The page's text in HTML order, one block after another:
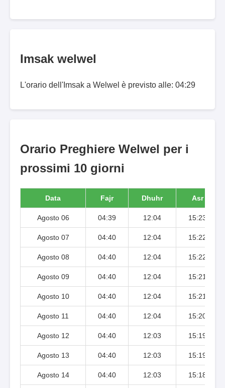
Imsak welwel
L'orario dell'Imsak a Welwel è previsto alle: 04:29
Orario Preghiere Welwel per i
prossimi 10 giorni
Data Fajr Dhuhr Asr
Agosto 06 04:39 12:04 15:23
Agosto 07 04:40 12:04 15:22
Agosto 08 04:40 12:04 15:22
Agosto 09 04:40 12:04 15:21
Agosto 10 04:40 12:04 15:21
Agosto 11 04:40 12:04 15:20
Agosto 12 04:40 12:03 15:19
Agosto 13 04:40 12:03 15:19
Agosto 14 04:40 12:03 15:18